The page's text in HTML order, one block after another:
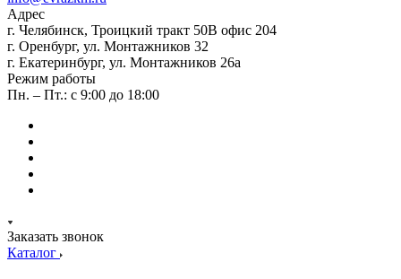
Адрес
г. Челябинск, Троицкий тракт 50В офис 204
г. Оренбург, ул. Монтажников 32
г. Екатеринбург, ул. Монтажников 26а
Режим работы
Пн. – Пт.: с 9:00 до 18:00
Заказать звонок
Каталог